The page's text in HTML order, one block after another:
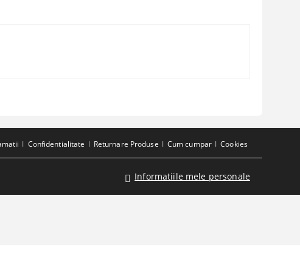
Confidentialitate Returnare Produse Cum cumpar Cookies
Informatiile mele personale